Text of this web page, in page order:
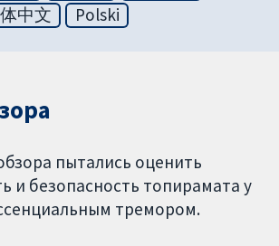
中文 Polski
пытались оценить
и безопасность топирамата у
тремором.